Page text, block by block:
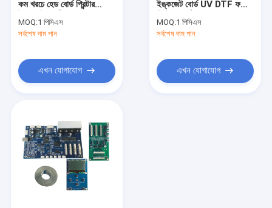
dtf প্রিন্টার
UV ফ্ল্যাটবেড প্রিন্টার
ফটো প্রিন্টার
প্রিন্টারের কালি
কম খরচে হেড বোর্ড প্রিন্টার
MOQ:1 পিসিএস
সর্বশেষ দাম পান
এখন যোগাযোগ
ইঙ্কজেট বোর্ড UV DTF ফটো
MOQ:1 পিসিএস
সর্বশেষ দাম পান
এখন যোগাযোগ